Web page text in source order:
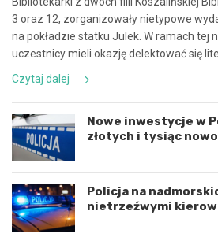
a
c
ę
i
k
o
o
r
d
y
n
a
c
j
ę
r
e
z
d
a
r
z
e
n
i
e
d
r
o
g
o
w
3 oraz 12, zorganizowały nietypowe
na pokładzie statku Julek. W ramach tej
uczestnicy mieli okazję delektować się
Czytaj dalej
Nowe inwestycje w
złotych i tysiąc
Policja na
nietrzeźwymi